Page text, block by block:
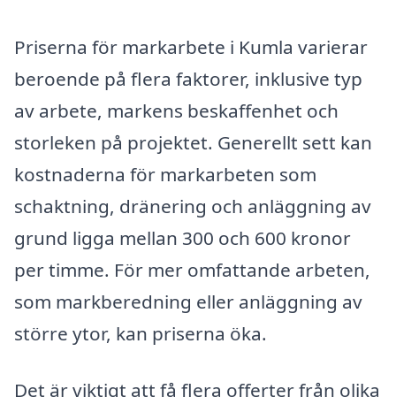
Priserna för markarbete i Kumla varierar
beroende på flera faktorer, inklusive typ
av arbete, markens beskaffenhet och
storleken på projektet. Generellt sett kan
kostnaderna för markarbeten som
schaktning, dränering och anläggning av
grund ligga mellan 300 och 600 kronor
per timme. För mer omfattande arbeten,
som markberedning eller anläggning av
större ytor, kan priserna öka.
Det är viktigt att få flera offerter från olika